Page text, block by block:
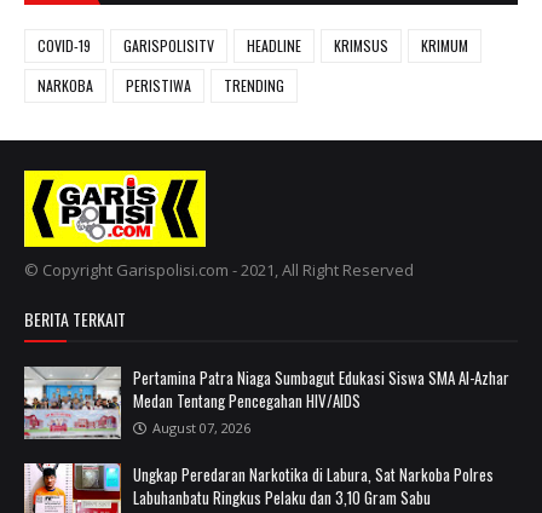
COVID-19 GARISPOLISITV HEADLINE KRIMSUS
KRIMUM
NARKOBA
PERISTIWA TRENDING
© Copyright Garispolisi.com - 2021, All Right Reserved
BERITA TERKAIT
Pertamina Patra Niaga Sumbagut Edukasi Siswa SMA Al-Azhar
Medan Tentang Pencegahan HIV/AIDS
August 07, 2026
Ungkap Peredaran Narkotika di Labura, Sat Narkoba Polres
Labuhanbatu Ringkus Pelaku dan 3,10 Gram Sabu